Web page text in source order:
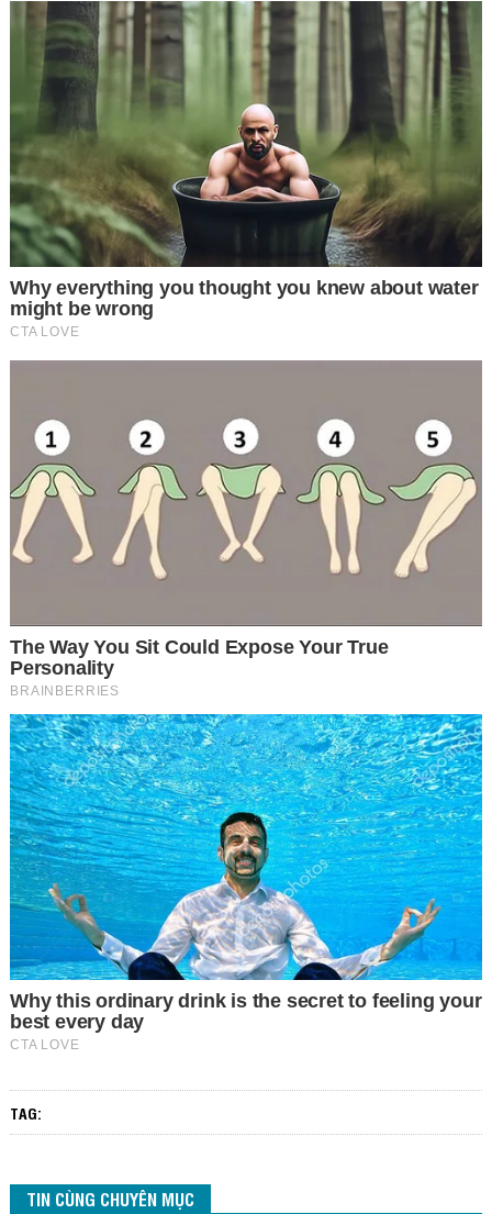
TAG:
TIN CÙNG CHUYÊN MỤC